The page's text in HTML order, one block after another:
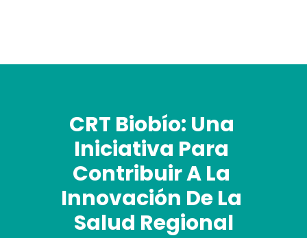
CRT Biobío: Una
Iniciativa Para
Contribuir A La
Innovación De La
Salud Regional